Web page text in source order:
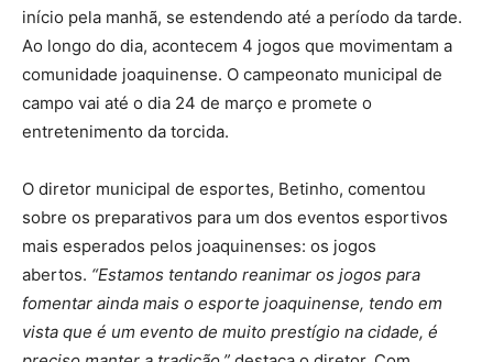
início pela manhã, se estendendo até a período da tarde.
Ao longo do dia, acontecem 4 jogos que movimentam a
comunidade joaquinense. O campeonato municipal de
campo vai até o dia 24 de março e promete o
entretenimento da torcida.
O diretor municipal de esportes, Betinho, comentou
sobre os preparativos para um dos eventos esportivos
mais esperados pelos joaquinenses: os jogos
abertos. “Estamos tentando reanimar os jogos para
fomentar ainda mais o esporte joaquinense, tendo em
vista que é um evento de muito prestígio na cidade, é